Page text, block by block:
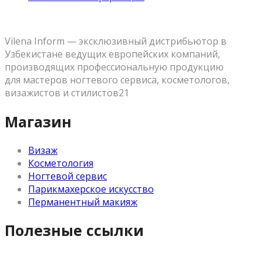
Vilena Inform — эксклюзивный дистрибьютор в
Узбекистане ведущих европейских компаний,
производящих профессиональную продукцию
для мастеров ногтевого сервиса, косметологов,
визажистов и стилистов21
Магазин
Визаж
Косметология
Ногтевой сервис
Парикмахерское искусство
Перманентный макияж
Полезные ссылки